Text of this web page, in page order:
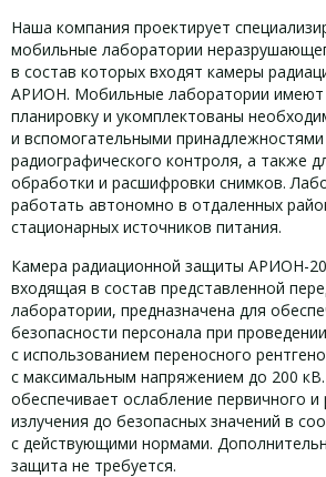
Наша компания проектирует
мобильные лаборатории
в состав которых входят камеры
АРИОН. Мобильные лаборатории
планировку и укомплектованы
и вспомогательными
радиографического контроля, а также
обработки и расшифровки снимков.
работать автономно в отдаленных
стационарных источников питания.
Камера радиационной защиты АРИОН-
входящая в состав представленной
лаборатории, предназначена для
безопасности персонала при
с использованием переносного
с максимальным напряжением до 200
обеспечивает ослабление первичного и
излучения до безопасных значений в
с действующими нормами.
защита не требуется.